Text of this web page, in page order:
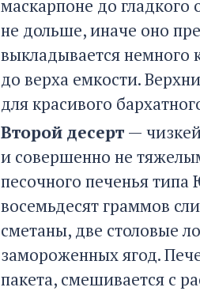
маскарпоне до гладкого
не дольше, иначе оно
выкладывается немного
до верха емкости.
для красивого
Второй десерт —
и совершенно не
песочного печенья типа
восемьдесят граммов
сметаны, две столовые
замороженных ягод.
пакета, смешивается с